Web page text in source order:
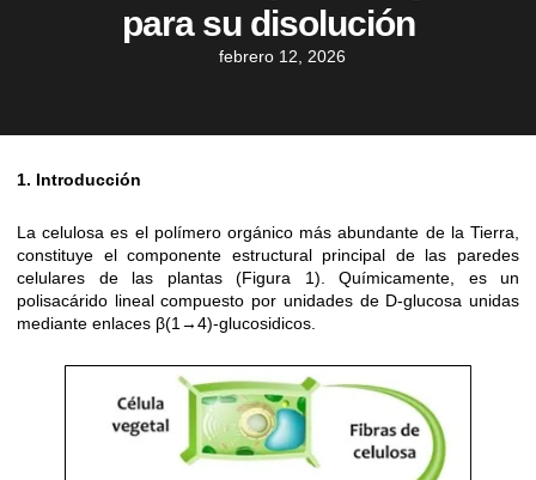
para su disolución
febrero 12, 2026
1. Introducción
La celulosa es el polímero orgánico más abundante de la Tierra,
constituye el componente estructural principal de las paredes
celulares de las plantas (Figura 1). Químicamente, es un
polisacárido lineal compuesto por unidades de D-glucosa unidas
mediante enlaces β(1→4)-glucosidicos.